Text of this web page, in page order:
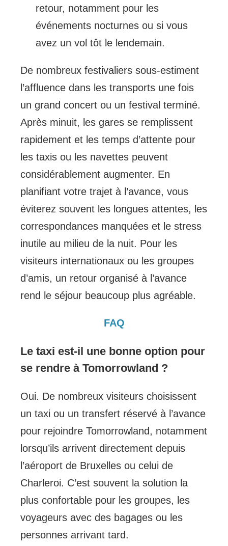
retour, notamment pour les
événements nocturnes ou si vous
avez un vol tôt le lendemain.
De nombreux festivaliers sous-estiment
l’affluence dans les transports une fois
un grand concert ou un festival terminé.
Après minuit, les gares se remplissent
rapidement et les temps d’attente pour
les taxis ou les navettes peuvent
considérablement augmenter. En
planifiant votre trajet à l’avance, vous
éviterez souvent les longues attentes, les
correspondances manquées et le stress
inutile au milieu de la nuit. Pour les
visiteurs internationaux ou les groupes
d’amis, un retour organisé à l’avance
rend le séjour beaucoup plus agréable.
FAQ
Le taxi est-il une bonne option pour
se rendre à Tomorrowland ?
Oui. De nombreux visiteurs choisissent
un taxi ou un transfert réservé à l’avance
pour rejoindre Tomorrowland, notamment
lorsqu’ils arrivent directement depuis
l’aéroport de Bruxelles ou celui de
Charleroi. C’est souvent la solution la
plus confortable pour les groupes, les
voyageurs avec des bagages ou les
personnes arrivant tard.